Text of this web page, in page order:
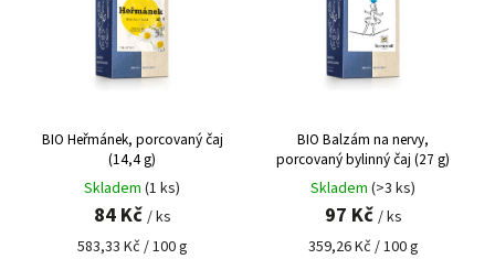
BIO Heřmánek, porcovaný čaj
(14,4 g)
Skladem (1 ks)
84 Kč / ks
583,33 Kč / 100 g
BIO Balzám na nervy,
porcovaný bylinný čaj (27 g)
Skladem (>3 ks)
97 Kč / ks
359,26 Kč / 100 g